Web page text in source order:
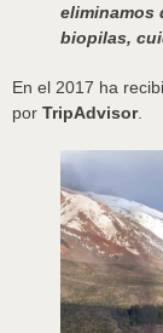
eliminamos
biopilas,
En el 2017 ha
por TripAdvisor.